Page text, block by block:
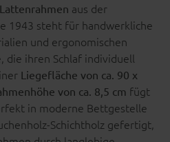
aus der
1943 steht für handwerkliche
und ergonomischen
ihren Schlaf individuell
Liegefläche von ca. 90 x
von ca. 8,5 cm fügt
in moderne Bettgestelle
Schichtholz gefertigt,